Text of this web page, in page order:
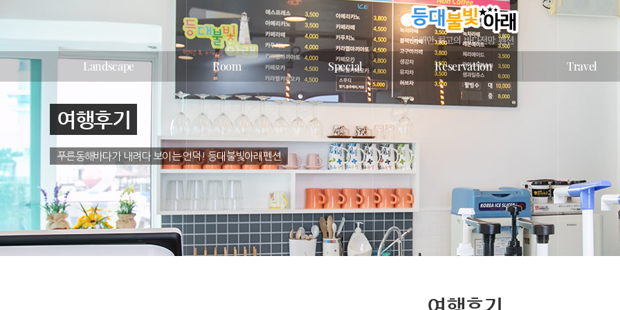
Landscape Room Special Reservation Travel
여행후기
푸른동해바다가 내려다 보이는 언덕! 등대불빛아래펜션